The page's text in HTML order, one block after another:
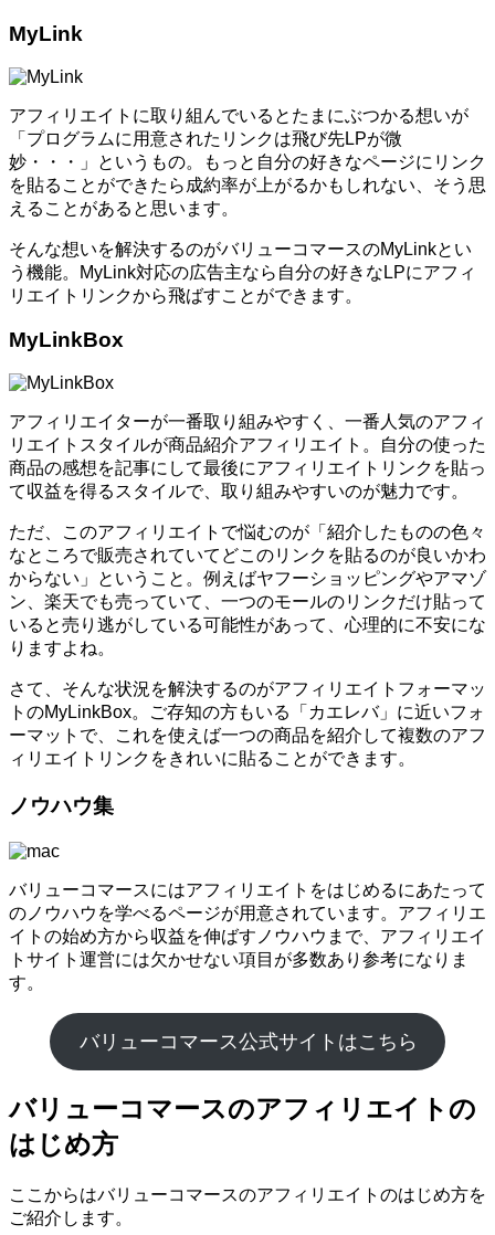
MyLink
アフィリエイトに取り組んでいるとたまにぶつかる想いが
「プログラムに用意されたリンクは飛び先LPが微
妙・・・」というもの。もっと自分の好きなページにリンク
を貼ることができたら成約率が上がるかもしれない、そう思
えることがあると思います。
そんな想いを解決するのがバリューコマースのMyLinkとい
う機能。MyLink対応の広告主なら自分の好きなLPにアフィ
リエイトリンクから飛ばすことができます。
MyLinkBox
アフィリエイターが一番取り組みやすく、一番人気のアフィ
リエイトスタイルが商品紹介アフィリエイト。自分の使った
商品の感想を記事にして最後にアフィリエイトリンクを貼っ
て収益を得るスタイルで、取り組みやすいのが魅力です。
ただ、このアフィリエイトで悩むのが「紹介したものの色々
なところで販売されていてどこのリンクを貼るのが良いかわ
からない」ということ。例えばヤフーショッピングやアマゾ
ン、楽天でも売っていて、一つのモールのリンクだけ貼って
いると売り逃がしている可能性があって、心理的に不安にな
りますよね。
さて、そんな状況を解決するのがアフィリエイトフォーマッ
トのMyLinkBox。ご存知の方もいる「カエレバ」に近いフォ
ーマットで、これを使えば一つの商品を紹介して複数のアフ
ィリエイトリンクをきれいに貼ることができます。
ノウハウ集
バリューコマースにはアフィリエイトをはじめるにあたって
のノウハウを学べるページが用意されています。アフィリエ
イトの始め方から収益を伸ばすノウハウまで、アフィリエイ
トサイト運営には欠かせない項目が多数あり参考になりま
す。
バリューコマース公式サイトはこちら
バリューコマースのアフィリエイトの
はじめ方
ここからはバリューコマースのアフィリエイトのはじめ方を
ご紹介します。